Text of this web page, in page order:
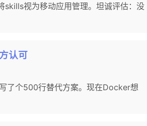
视为移动应用管理。坦诚评估：没
认可
了个500行替代方案。现在Docker想